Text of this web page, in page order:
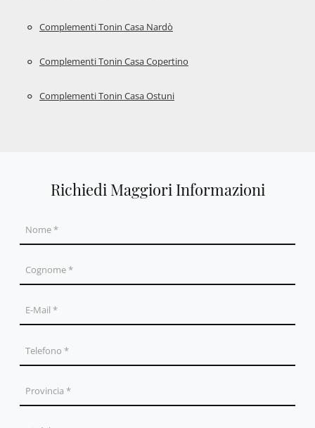
Complementi Tonin Casa Nardò
Complementi Tonin Casa Copertino
Complementi Tonin Casa Ostuni
Richiedi Maggiori Informazioni